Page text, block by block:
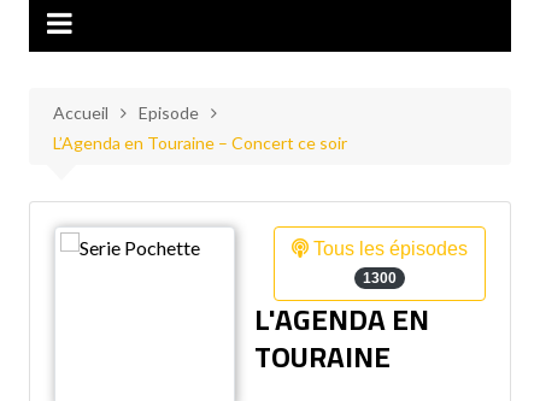
Accueil
Episode
L’Agenda en Touraine – Concert ce soir
Tous les épisodes
1300
L'AGENDA EN
TOURAINE